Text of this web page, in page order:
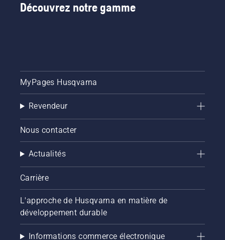
Découvrez notre gamme
MyPages Husqvarna
Revendeur
Nous contacter
Actualités
Carrière
L'approche de Husqvarna en matière de
développement durable
Informations commerce électronique